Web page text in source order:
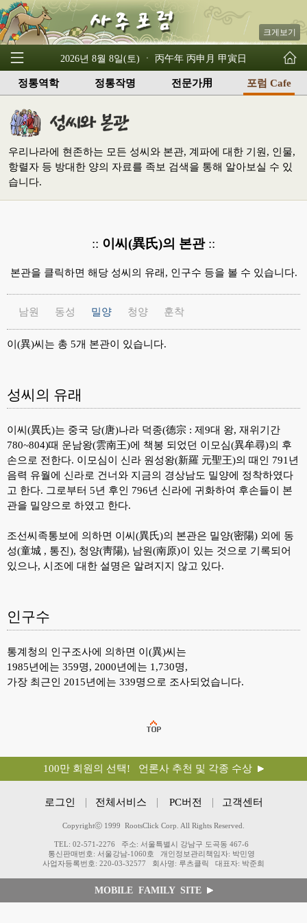
크게보기
2026년 8월 8일(토) ㆍ 丙午年 丙申月 甲寅日
정통역학 정통작명 전문가用 포럼 Cafe
우리나라에 현존하는 모든 성씨와 본관, 계파에 대한 기원, 인물,
항렬자 등 방대한 양의 자료를 족보 검색을 통해 알아보실 수 있
습니다.
:: 이씨(異氏)의 본관::
본관을 클릭하면 해당 성씨의 유래, 인구수 등을 볼 수 있습니다.
남원 동성 밀양 청양 훈착
이(異)씨는 총 5개 본관이 있습니다.
성씨의 유래
이씨(異氏)는 중국 당(唐)나라 덕종(德宗 : 제9대 왕, 재위기간
780~804)때 운남왕(雲南王)에 책봉 되었던 이모심(異牟尋)의 후
손으로 전한다. 이모심이 신라 원성왕(新羅 元聖王)의 때인 791년
음력 유월에 신라로 건너와 지금의 경상남도 밀양에 정착하였다
고 한다. 그로부터 5년 후인 796년 신라에 귀화하여 후손들이 본
관을 밀양으로 하였고 한다.
조선씨족통보에 의하면 이씨(異氏)의 본관은 밀양(密陽) 외에 동
성(童城 , 통진), 청양(靑陽), 남원(南原)이 있는 것으로 기록되어
있으나, 시조에 대한 설명은 알려지지 않고 있다.
인구수
통계청의 인구조사에 의하면 이(異)씨는
1985년에는 359명, 2000년에는 1,730명,
가장 최근인 2015년에는 339명으로 조사되었습니다.
100만 회원의 선택! 언론사 추천 및 각종 수상
로그인 전체서비스 PC버전 고객센터
Copyrightⓒ 1999 RootsClick Corp. All Rights Reserved.
TEL: 02-571-2276
주소: 서울특별시 강남구 도곡동 467-6
통신판매번호: 서울강남-1060호
개인정보관리책임자: 박민영
사업자등록번호: 220-03-32577
회사명: 루츠클릭 대표자: 박준희
MOBILE FAMILY SITE